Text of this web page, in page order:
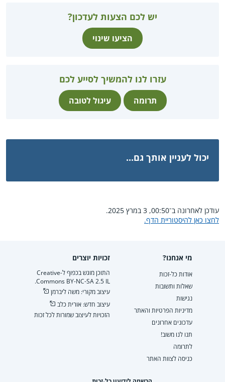
יש לכם הצעות לעדכון?
הציעו שינוי
עזרו לנו להמשיך לסייע לכם
תרומה עיגול לטובה
יכול לעניין אותך גם...
עודכן לאחרונה ב־00:50, 3 במרץ 2025.
לחצו כאן להיסטוריית הדף.
מי אנחנו?
אודות כל-זכות
שאלות ותשובות
נגישות
מדיניות הפרטיות והאתר
עדכונים אחרונים
תנו לנו משוב!
לתרומה
כניסה לצוות האתר
זכויות יוצרים
התוכן מוגש בכפוף ל-Creative
Commons BY-NC-SA 2.5 IL.
עיצוב מקורי: משה ליברמן
עיצוב חדש: אורית כלב
הזכויות לעיצוב שמורות לכל זכות